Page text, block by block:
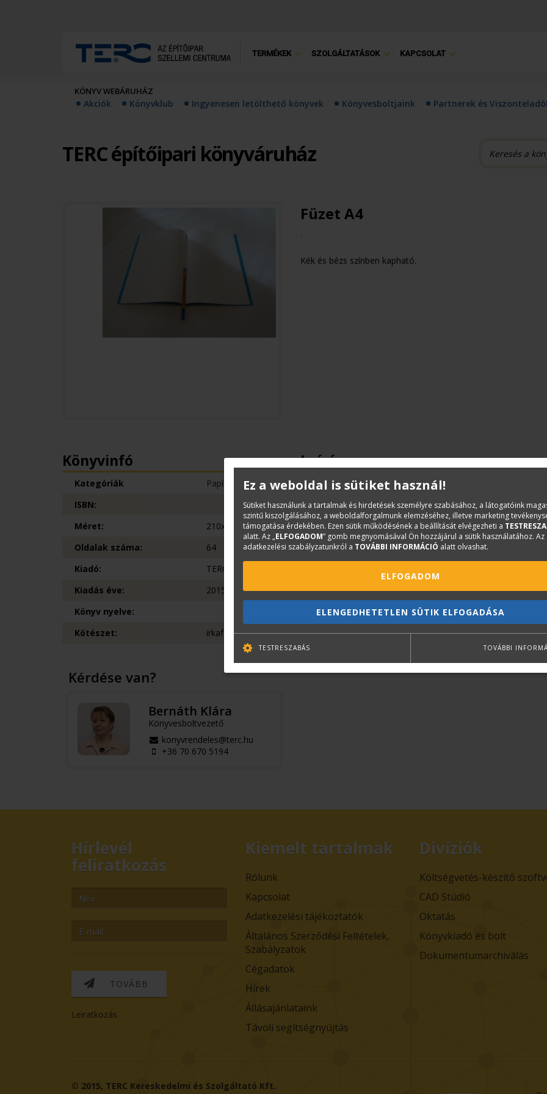
TERMÉKEK SZOLGÁLTATÁSOK KAPCSOLAT
KÖNYV WEBÁRUHÁZ
Akciók Könyvklub Ingyenesen letölthető könyvek Könyvesboltjaink Partnerek és
TERC építőipari könyváruház
Füzet A4
.
Kék és bézs színben kapható.
Leírás
Irkafűzött füzetet kínálunk különböző méretekben.
Könyvinfó
Kategóriák
Papíráru
ISBN:
Méret:
210x297
Oldalak száma:
64
Kiadó:
TERC Kft.
Kiadás éve:
2015
Könyv nyelve:
Kötészet:
irkafűzött
Kérdése van?
Bernáth Klára
Könyvesboltvezető
konyvrendeles@terc.hu
+36 70 670 5194
Hírlevél
feliratkozás
TOVÁBB
Leiratkozás
Kiemelt tartalmak
Rólunk
Kapcsolat
Adatkezelési tájékoztatók
Általános Szerződési Feltételek,
Szabályzatok
Cégadatok
Hírek
Állásajánlataink
Távoli segítségnyújtás
Divíziók
Költségvetés-készítő
CAD Stúdió
Oktatás
Könyvkiadó és bolt
Dokumentumarchiválás
© 2015, TERC Kereskedelmi és Szolgáltató Kft.
Ez a weboldal is sütiket használ!
Sütiket használunk a tartalmak és hirdetések személyre szabásához, a látogatóink
szintű kiszolgálásához, a weboldalforgalmunk elemzéséhez, illetve marketing
támogatása érdekében. Ezen sütik működésének a beállítását elvégezheti a
alatt. Az „ELFOGADOM” gomb megnyomásával Ön hozzájárul a sütik használatához. Az
adatkezelési szabályzatunkról a TOVÁBBI INFORMÁCIÓ alatt olvashat.
ELFOGADOM
ELENGEDHETETLEN SÜTIK ELFOGADÁSA
TESTRESZABÁS TOVÁBBI